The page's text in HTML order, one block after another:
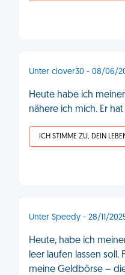
Unter clover30 - 08/06/
Heute habe ich
nähere ich mich. Er
Unter Speedy - 28/11/2025
Heute, habe ich
leer laufen lassen
meine Geldbörse –